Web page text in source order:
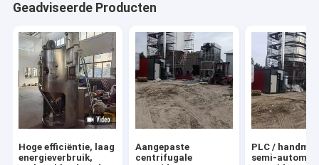
Geadviseerde Producten
Hoge efficiëntie, laag
energieverbruik,
Aangepaste
centrifugale
PLC /
semi-